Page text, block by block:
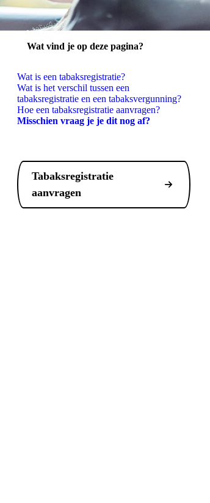
Wat vind je op deze pagina?
Wat is een tabaksregistratie?
Wat is het verschil tussen een
tabaksregistratie en een tabaksvergunning?
Hoe een tabaksregistratie aanvragen?
Misschien vraag je je dit nog af?
Tabaksregistratie
aanvragen